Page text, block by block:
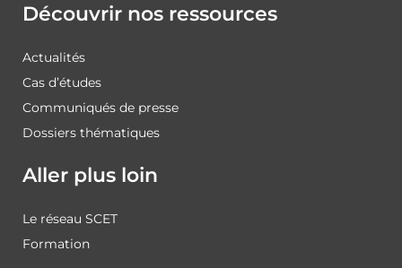
Découvrir nos ressources
Actualités
Cas d’études
Communiqués de presse
Dossiers thématiques
Aller plus loin
Le réseau SCET
Formation